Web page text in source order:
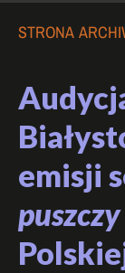
STRONA
emisji
puszczy